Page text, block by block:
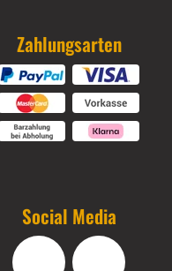
Zahlungsarten
Social Media